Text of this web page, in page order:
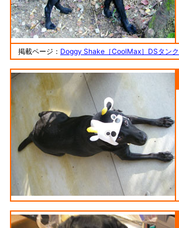
掲載ページ： Doggy Shake［CoolMax］DSタンク